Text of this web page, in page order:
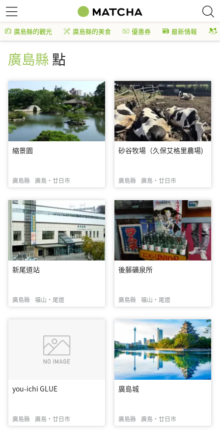
廣島縣的觀光 廣島縣的美食 優惠券 最新情報
廣島縣 點
縮景園
廣島縣 廣島・廿日市
砂谷牧場（久保艾格里農場)
廣島縣 廣島・廿日市
新尾道站
廣島縣 福山・尾道
後藤礦泉所
廣島縣 福山・尾道
you-ichi GLUE
廣島縣 廣島・廿日市
廣島城
廣島縣 廣島・廿日市